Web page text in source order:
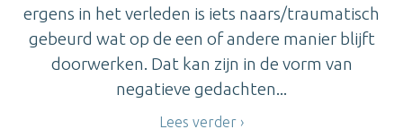
ergens in het verleden is iets naars/traumatisch
gebeurd wat op de een of andere manier blijft
doorwerken. Dat kan zijn in de vorm van
negatieve gedachten...
Lees verder